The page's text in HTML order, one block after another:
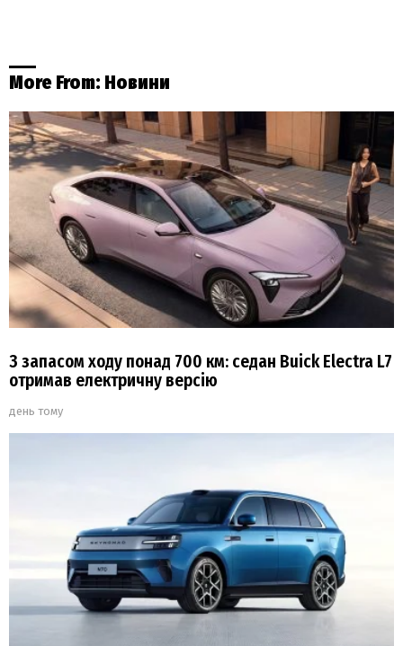
More From: Новини
З запасом ходу понад 700 км: седан Buick Electra L7
отримав електричну версію
день тому